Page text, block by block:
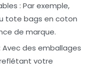
: Par exemple,
tote bags en coton
de marque.
Avec des emballages
votre